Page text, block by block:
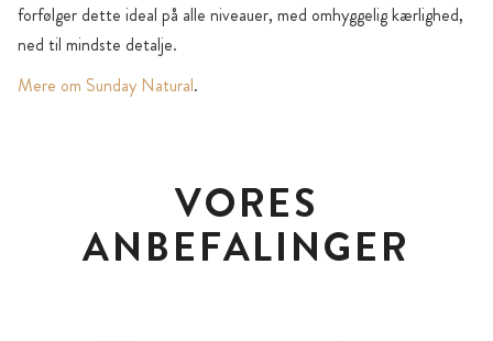
forfølger dette ideal på alle niveauer, med omhyggelig kærlighed,
ned til mindste detalje.
Mere om Sunday Natural.
VORES
ANBEFALINGER